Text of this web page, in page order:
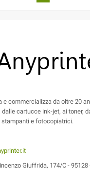
e commercializza da oltre 20
cartucce ink-jet, ai toner,
e fotocopiatrici.
Giuffrida, 174/C - 95128